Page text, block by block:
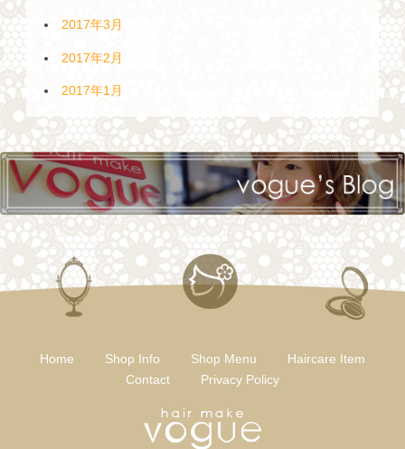
2017年3月
2017年2月
2017年1月
Home Shop Info Shop Menu
Haircare Item
Contact
Privacy Policy